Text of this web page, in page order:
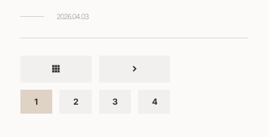
2026.04.03
apps chevron_right
1 2 3 4